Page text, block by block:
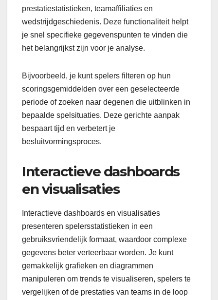
prestatiestatistieken, teamaffiliaties en
wedstrijdgeschiedenis. Deze functionaliteit helpt
je snel specifieke gegevenspunten te vinden die
het belangrijkst zijn voor je analyse.
Bijvoorbeeld, je kunt spelers filteren op hun
scoringsgemiddelden over een geselecteerde
periode of zoeken naar degenen die uitblinken in
bepaalde spelsituaties. Deze gerichte aanpak
bespaart tijd en verbetert je
besluitvormingsproces.
Interactieve dashboards
en visualisaties
Interactieve dashboards en visualisaties
presenteren spelersstatistieken in een
gebruiksvriendelijk formaat, waardoor complexe
gegevens beter verteerbaar worden. Je kunt
gemakkelijk grafieken en diagrammen
manipuleren om trends te visualiseren, spelers te
vergelijken of de prestaties van teams in de loop